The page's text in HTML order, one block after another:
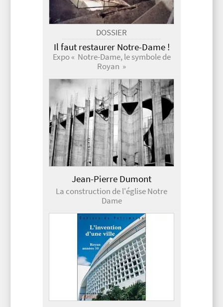
DOSSIER
Il faut restaurer Notre-Dame !
Expo « Notre-Dame, le symbole de
Royan »
Jean-Pierre Dumont
La construction de l'église Notre
Dame